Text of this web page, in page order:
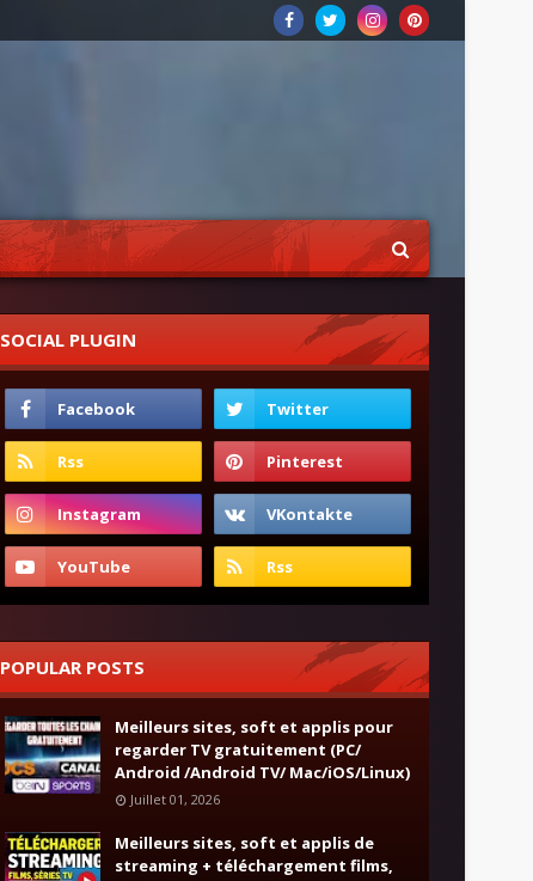
SOCIAL PLUGIN
POPULAR POSTS
Meilleurs sites, soft et applis pour
regarder TV gratuitement (PC/
Android /Android TV/ Mac/iOS/Linux)
Juillet 01, 2026
Meilleurs sites, soft et applis de
streaming + téléchargement films,